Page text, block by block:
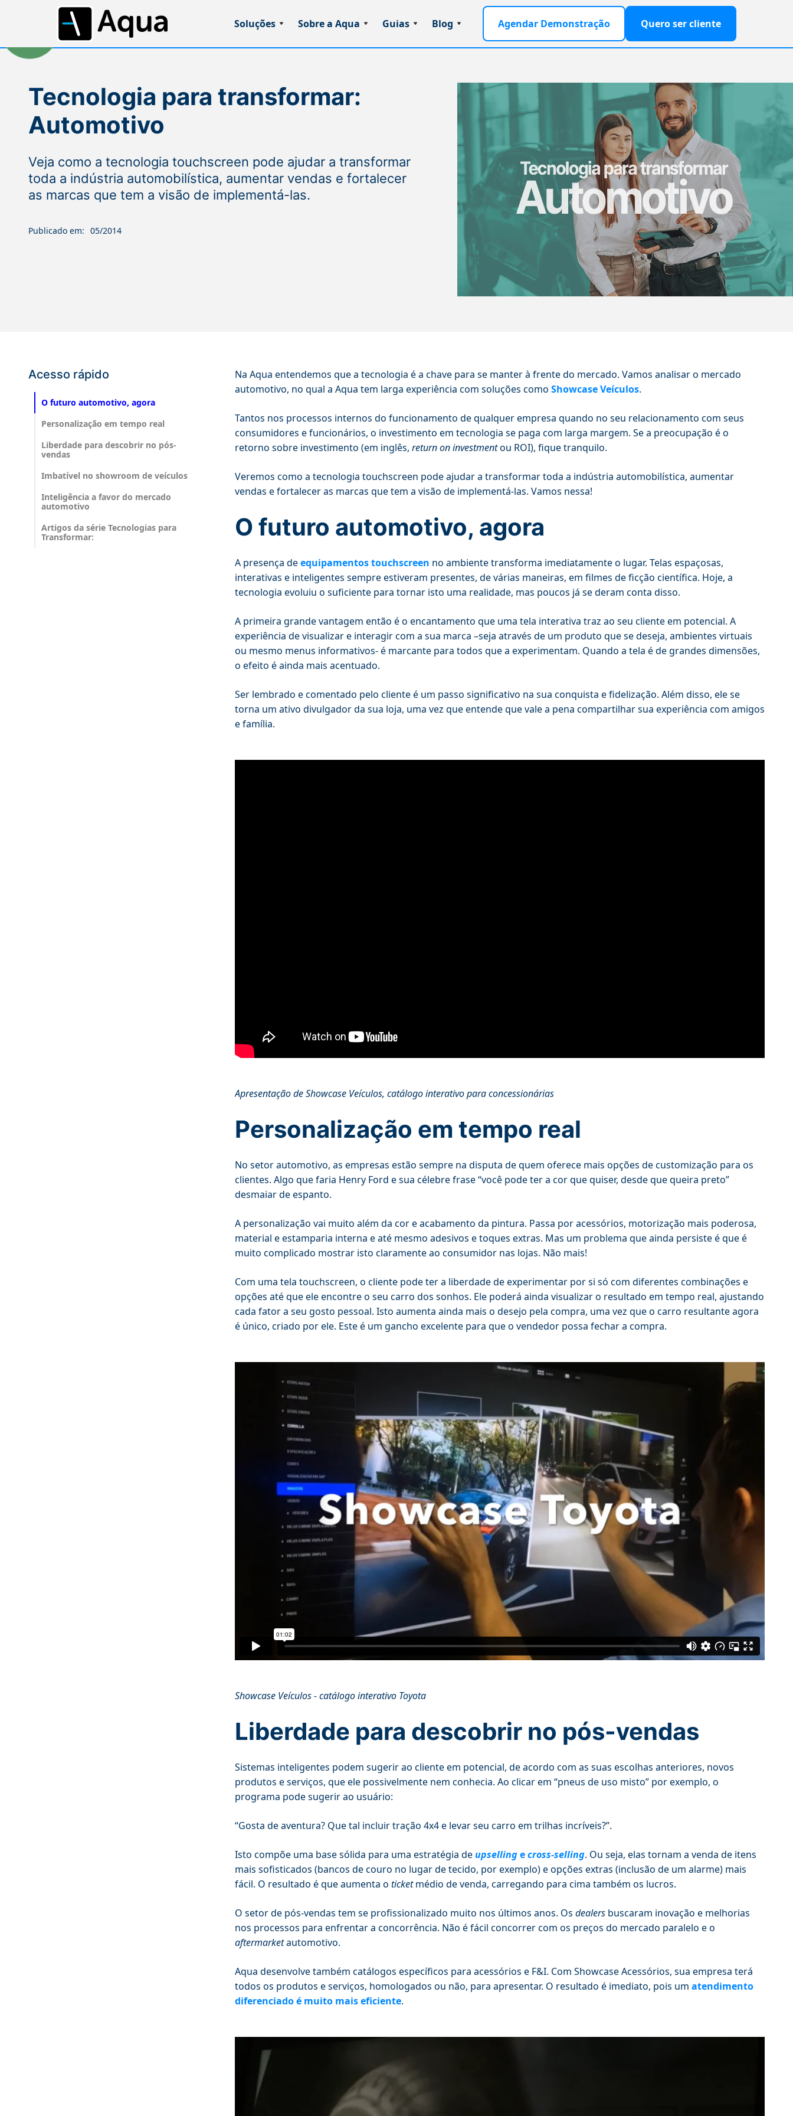
Soluções Sobre a Aqua Guias Blog Agendar Demonstração Quero ser cliente
Tecnologia para transformar:
Automotivo
Veja como a tecnologia touchscreen pode ajudar a transformar
toda a indústria automobilística, aumentar vendas e fortalecer
as marcas que tem a visão de implementá-las.
Publicado em: 05/2014
Acesso rápido
O futuro automotivo, agora
Personalização em tempo real
Liberdade para descobrir no pós-
vendas
Imbatível no showroom de veículos
Inteligência a favor do mercado
automotivo
Artigos da série Tecnologias para
Transformar:
Na Aqua entendemos que a tecnologia é a chave para se manter à frente do mercado. Vamos analisar o mercado
automotivo, no qual a Aqua tem larga experiência com soluções como Showcase Veículos.
Tantos nos processos internos do funcionamento de qualquer empresa quando no seu relacionamento com seus
consumidores e funcionários, o investimento em tecnologia se paga com larga margem. Se a preocupação é o
retorno sobre investimento (em inglês, return on investmentou ROI), fique tranquilo.
Veremos como a tecnologia touchscreen pode ajudar a transformar toda a indústria automobilística, aumentar
vendas e fortalecer as marcas que tem a visão de implementá-las. Vamos nessa!
O futuro automotivo, agora
A presença deequipamentos touchscreen no ambiente transforma imediatamente o lugar. Telas espaçosas,
interativas e inteligentes sempre estiveram presentes, de várias maneiras, em filmes de ficção científica. Hoje, a
tecnologia evoluiu o suficiente para tornar isto uma realidade, mas poucos já se deram conta disso.
A primeira grande vantagem então é o encantamento que uma tela interativa traz ao seu cliente em potencial. A
experiência de visualizar e interagir com a sua marca –seja através de um produto que se deseja, ambientes virtuais
ou mesmo menus informativos- é marcante para todos que a experimentam. Quando a tela é de grandes dimensões,
o efeito é ainda mais acentuado.
Ser lembrado e comentado pelo cliente é um passo significativo na sua conquista e fidelização. Além disso, ele se
torna um ativo divulgador da sua loja, uma vez que entende que vale a pena compartilhar sua experiência com amigos
e família.
Apresentação de Showcase Veículos, catálogo interativo para concessionárias
Personalização em tempo real
No setor automotivo, as empresas estão sempre na disputa de quem oferece mais opções de customização para os
clientes. Algo que faria Henry Ford e sua célebre frase “você pode ter a cor que quiser, desde que queira preto”
desmaiar de espanto.
A personalização vai muito além da cor e acabamento da pintura. Passa por acessórios, motorização mais poderosa,
material e estamparia interna e até mesmo adesivos e toques extras. Mas um problema que ainda persiste é que é
muito complicado mostrar isto claramente ao consumidor nas lojas. Não mais!
Com uma tela touchscreen, o cliente pode ter a liberdade de experimentar por si só com diferentes combinações e
opções até que ele encontre o seu carro dos sonhos. Ele poderá ainda visualizar o resultado em tempo real, ajustando
cada fator a seu gosto pessoal. Isto aumenta ainda mais o desejo pela compra, uma vez que o carro resultante agora
é único, criado por ele. Este é um gancho excelente para que o vendedor possa fechar a compra.
Showcase Veículos - catálogo interativo Toyota
Liberdade para descobrir no pós-vendas
Sistemas inteligentes podem sugerir ao cliente em potencial, de acordo com as suas escolhas anteriores, novos
produtos e serviços, que ele possivelmente nem conhecia. Ao clicar em “pneus de uso misto” por exemplo, o
programa pode sugerir ao usuário:
“Gosta de aventura? Que tal incluir tração 4x4 e levar seu carro em trilhas incríveis?”.
Isto compõe uma base sólida para uma estratégia deupsellingecross-selling. Ou seja, elas tornam a venda de itens
mais sofisticados (bancos de couro no lugar de tecido, por exemplo) e opções extras (inclusão de um alarme) mais
fácil. O resultado é que aumenta o ticketmédio de venda, carregando para cima também os lucros.
O setor de pós-vendas tem se profissionalizado muito nos últimos anos. Os dealers buscaram inovação e melhorias
nos processos para enfrentar a concorrência. Não é fácil concorrer com os preços do mercado paralelo e o
aftermarketautomotivo.
Aqua desenvolve também catálogos específicos para acessórios e F&I. Com Showcase Acessórios, sua empresa terá
todos os produtos e serviços, homologados ou não, para apresentar. O resultado é imediato, pois um atendimento
diferenciado é muito mais eficiente.